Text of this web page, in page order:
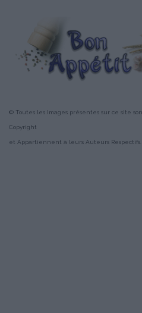
© Toutes les Images présentes sur ce site
Copyright
et Appartiennent à leurs Auteurs